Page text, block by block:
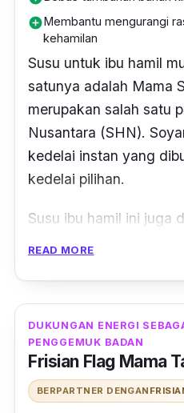
add_circleMembantu mengurangi
kehamilan
Susu untuk ibu hamil
satunya adalah Mama
merupakan salah satu
Nusantara (SHN).
kedelai instan yang
kedelai pilihan.
Susu ibu hamil ini juga
bagus karena adanya
berbagai vitamin, dan
berasal dari bahan-
ada tambahan bahan
READ MORE
DUKUNGAN ENERGI
PENGGEMUK BADAN
Frisian Flag Mama
BERPARTNER DENGAN